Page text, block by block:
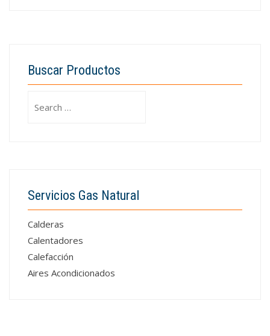
Buscar Productos
for:
Servicios Gas Natural
Calderas
Calentadores
Calefacción
Aires Acondicionados